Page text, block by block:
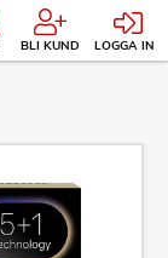
BLI KUND LOGGA IN